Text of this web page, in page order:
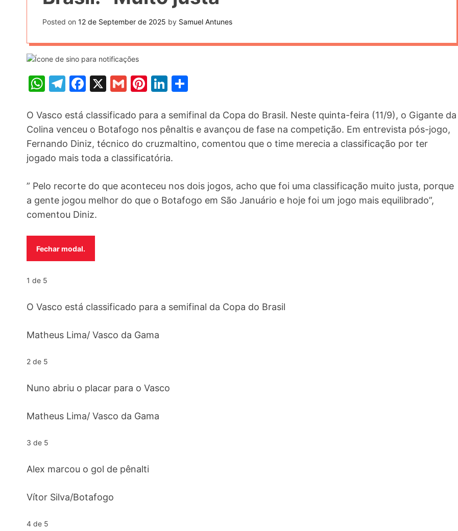
Posted on 12 de September de 2025 by Samuel Antunes
W
at
s
A
p
p
T
e
gr
a
m
F
c
e
b
o
o
k
X
G
ai
l
Pi
er
e
st
Li
k
e
dI
n
ar
e
O Vasco está classificado para a semifinal da Copa do Brasil. Neste quinta-feira (11/9), o Gigante da
Colina venceu o Botafogo nos pênaltis e avançou de fase na competição. Em entrevista pós-jogo,
Fernando Diniz, técnico do cruzmaltino, comentou que o time merecia a classificação por ter
jogado mais toda a classificatória.
” Pelo recorte do que aconteceu nos dois jogos, acho que foi uma classificação muito justa, porque
a gente jogou melhor do que o Botafogo em São Januário e hoje foi um jogo mais equilibrado”,
comentou Diniz.
Fechar modal.
1 de 5
O Vasco está classificado para a semifinal da Copa do Brasil
Matheus Lima/ Vasco da Gama
2 de 5
Nuno abriu o placar para o Vasco
Matheus Lima/ Vasco da Gama
3 de 5
Alex marcou o gol de pênalti
Vítor Silva/Botafogo
4 de 5